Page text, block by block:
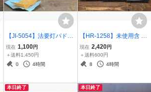
【JI-5054】法要灯パドマ
お盆 新盆 点灯確認済み 2
点 セット 現状品 高さ約3
0cm 箱付 東京引取可【千
現在 1,100円
＋送料1,450円
0
4時間
【HR-1258】未使用含 Ca
lvin Klein カルバンクライ
ン サイズS メンズ ボクサ
ーパンツ 下着 3点セット
現在 2,420円
＋送料600円
8
4時間
本日終了 本日終了